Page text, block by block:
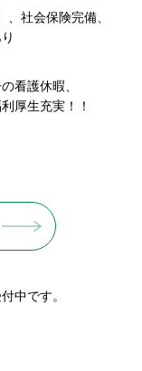
社会保険完備、
看護休暇、
厚生充実！！
中です。